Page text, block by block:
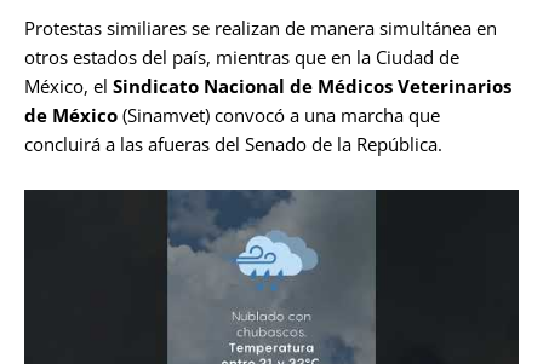
Protestas similiares se realizan de manera simultánea en
otros estados del país, mientras que en la Ciudad de
México, el Sindicato Nacional de Médicos Veterinarios
de México (Sinamvet) convocó a una marcha que
concluirá a las afueras del Senado de la República.